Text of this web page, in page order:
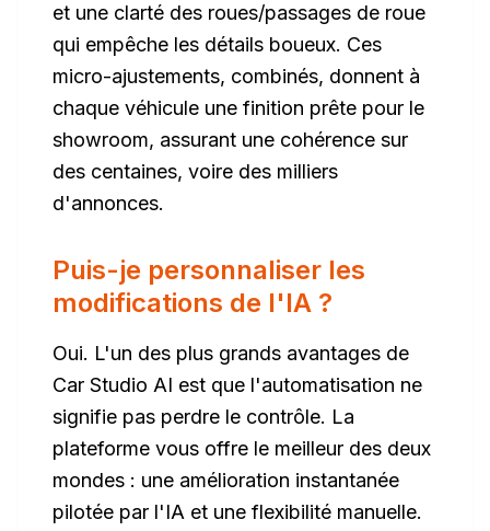
et une clarté des roues/passages de roue
qui empêche les détails boueux. Ces
micro-ajustements, combinés, donnent à
chaque véhicule une finition prête pour le
showroom, assurant une cohérence sur
des centaines, voire des milliers
d'annonces.
Puis-je personnaliser les
modifications de l'IA ?
Oui. L'un des plus grands avantages de
Car Studio AI est que l'automatisation ne
signifie pas perdre le contrôle. La
plateforme vous offre le meilleur des deux
mondes : une amélioration instantanée
pilotée par l'IA et une flexibilité manuelle.